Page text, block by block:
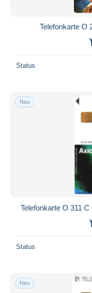
Telefonkarte O
Status
Neu
Telefonkarte O 311
Status
Neu